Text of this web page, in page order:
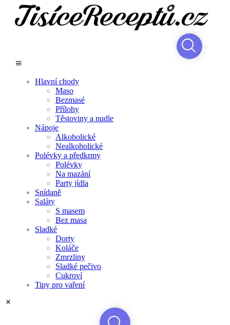
Hlavní chody
Maso
Bezmasé
Přílohy
Těstoviny a nudle
Nápoje
Alkoholické
Nealkoholické
Polévky a předkrmy
Polévky
Na mazání
Party jídla
Snídaně
Saláty
S masem
Bez masa
Sladké
Dorty
Koláče
Zmrzliny
Sladké pečivo
Cukroví
Tipy pro vaření